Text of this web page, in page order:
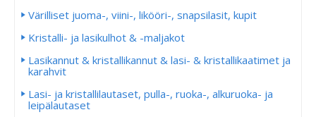
Värilliset juoma-, viini-, likööri-, snapsilasit, kupit
Kristalli- ja lasikulhot & -maljakot
Lasikannut & kristallikannut & lasi- & kristallikaatimet ja
karahvit
Lasi- ja kristallilautaset, pulla-, ruoka-, alkuruoka- ja
leipälautaset